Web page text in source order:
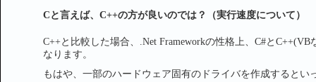
Cと言えば、C++の方が良いのでは？（実行速度について）
C++と比較した場合、.Net Frameworkの性格上、C#と
なります。
もはや、一部のハードウェア固有のドライバを作成すると